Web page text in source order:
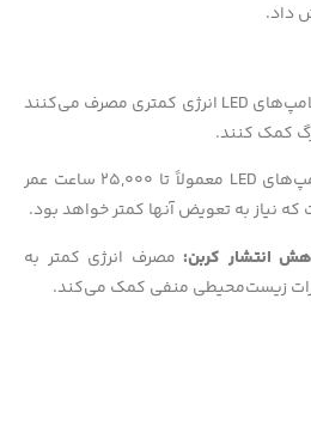
داد.
لامپ‌های LED انرژی کمتری مصرف می‌کنند
کمک کنند.
لامپ‌های LED معمولاً تا ۲۵,۰۰۰ ساعت عمر
نیاز به تعویض آنها کمتر خواهد بود.
انتشار کربن: مصرف انرژی کمتر به
زیست‌محیطی منفی کمک می‌کند.